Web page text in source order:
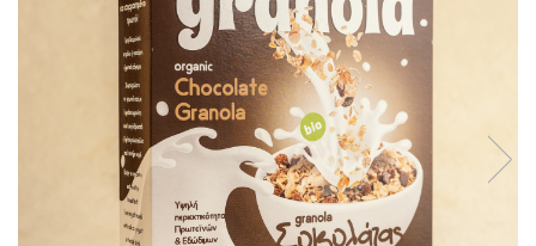
BĂUTURI / LAPTE VEGETAL
OREZ ȘI CEREALE
CREME ȘI PASTE TARTINABILE
CONDIMENTE
CEAIURI GRECEȘTI
CIOCOLATĂ ȘI CACAO
HEALTHY SNACKS